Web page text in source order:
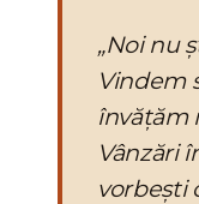
„Noi nu
Vindem
învățăm
Vânzări
vorbești